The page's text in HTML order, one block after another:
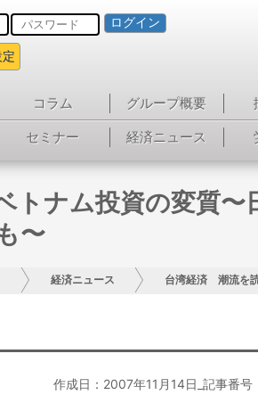
ログイン
コラム グループ概要
セミナー 経済ニュース
ナム投資の変質〜
も
経済ニュース 台湾経済 潮流を
作成日：2007年11月14日_記事番